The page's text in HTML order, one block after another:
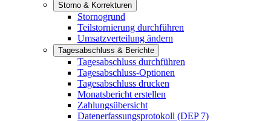
Storno & Korrekturen
Stornogrund
Teilstornierung durchführen
Umsatzverteilung ändern
Tagesabschluss & Berichte
Tagesabschluss durchführen
Tagesabschluss-Optionen
Tagesabschluss drucken
Monatsbericht erstellen
Zahlungsübersicht
Datenerfassungsprotokoll (DEP 7)